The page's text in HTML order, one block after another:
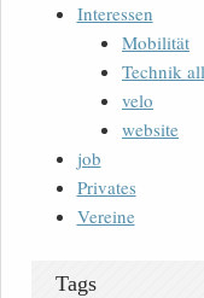
Interessen
Mobilität
Technik
velo
website
job
Privates
Vereine
Tags